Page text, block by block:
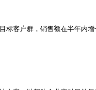
标客户群，销售额在半年内